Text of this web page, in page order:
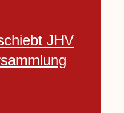
JHV